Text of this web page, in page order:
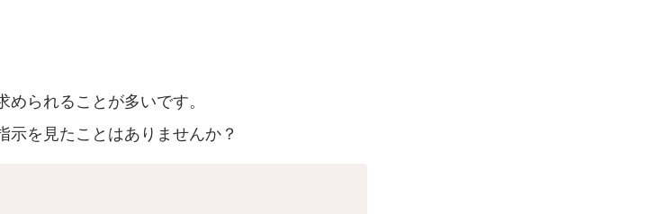
られることが多いです。
を見たことはありませんか？